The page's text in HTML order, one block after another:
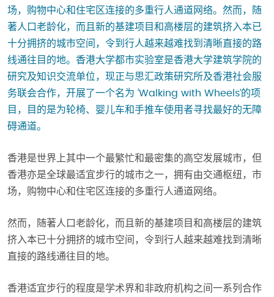
场，购物中心和住宅区连接的多重行人通道网络。然而，随
著人口老龄化，而且新的基建项目和高楼层的建筑挤入本已
十分拥挤的城市空间，令到行人越来越难找到清晰直接的路
线通往目的地。香港大学都市实验室是香港大学建筑学院的
研究及知识交流单位，现正与思汇政策研究所及香港社会服
务联会合作，开展了一个名为 ‘Walking with Wheels’的项
目，目的是为轮椅、婴儿车和手推车使用者寻找最好的无障
碍通道。
香港是世界上其中一个最繁忙和最密集的高空发展城市，但
香港亦是全球最适宜步行的城市之一，拥有由交通枢纽，市
场，购物中心和住宅区连接的多重行人通道网络。
然而，随著人口老龄化，而且新的基建项目和高楼层的建筑
挤入本已十分拥挤的城市空间，令到行人越来越难找到清晰
直接的路线通往目的地。
香港适宜步行的程度是学术界和非政府机构之间一系列合作